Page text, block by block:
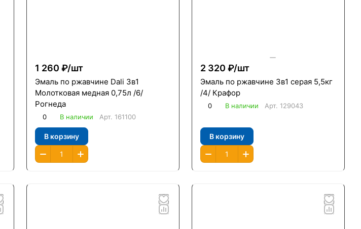
1 260 ₽/шт
Эмаль по ржавчине Dali 3в1
Молотковая медная 0,75л /6/
Рогнеда
0 В наличии Арт. 161100
В корзину
2 320 ₽/шт
Эмаль по ржавчине 3в1 серая 5,5кг
/4/ Крафор
0 В наличии Арт. 129043
В корзину